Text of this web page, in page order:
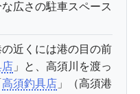
広さの駐車スペース
近くには港の目の前
店 」と、高須川を渡っ
高須釣具店 」（高須港